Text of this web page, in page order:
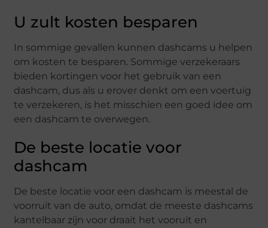
U zult kosten besparen
In sommige gevallen kunnen dashcams u helpen
om kosten te besparen. Sommige verzekeraars
bieden kortingen voor het gebruik van een
dashcam, dus als u erover denkt om een voertuig
te verzekeren, is het misschien een goed idee om
een dashcam te overwegen.
De beste locatie voor
dashcam
De beste locatie voor een dashcam is meestal de
voorruit van de auto, omdat de meeste dashcams
kantelbaar zijn voor draait het vooruit en